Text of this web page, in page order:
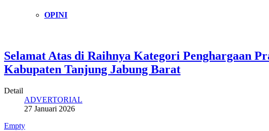
OPINI
Selamat Atas di Raihnya Kategori Penghargaan
Kabupaten Tanjung Jabung Barat
Detail
ADVERTORIAL
27 Januari 2026
Empty